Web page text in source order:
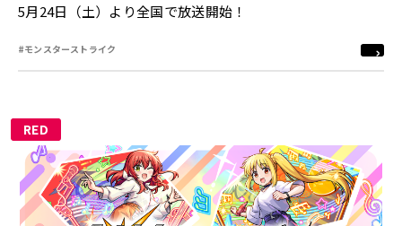
5月24日（土）より全国で放送開始！
#モンスターストライク
RED